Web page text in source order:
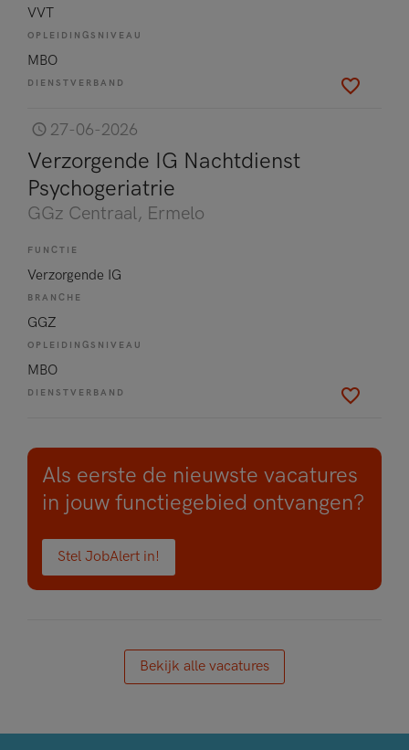
VVT
OPLEIDINGSNIVEAU
MBO
DIENSTVERBAND
27-06-2026
Verzorgende IG Nachtdienst
Psychogeriatrie
GGz Centraal, Ermelo
FUNCTIE
Verzorgende IG
BRANCHE
GGZ
OPLEIDINGSNIVEAU
MBO
DIENSTVERBAND
Als eerste de nieuwste vacatures
in jouw functiegebied ontvangen?
Stel JobAlert in!
Bekijk alle vacatures